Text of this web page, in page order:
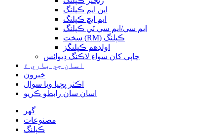
اين ايم ڪپلنگ
ايم ايڇ ڪپلنگ
ايم سي/ايم سي ٽي ڪپلنگ
سخت (RM) ڪپلنگ
اولڊهم ڪپلنگز
چاٻي کان سواءِ لاڪنگ ڊيوائس
اسان جي باري ۾
خبرون
اڪثر پڇيا ويا سوال
اسان سان رابطو ڪريو
گھر
مصنوعات
ڪپلنگ